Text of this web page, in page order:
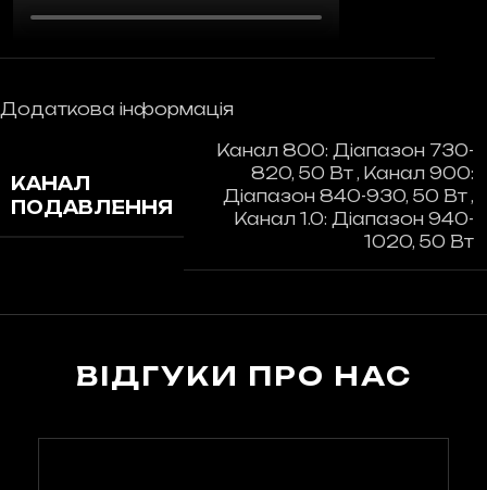
Додаткова інформація
КАНАЛ
ПОДАВЛЕННЯ
Канал 800: Діапазон 730-
820, 50 Вт, Канал 900:
Діапазон 840-930, 50 Вт,
Канал 1.0: Діапазон 940-
1020, 50 Вт
ВІДГУКИ ПРО НАС